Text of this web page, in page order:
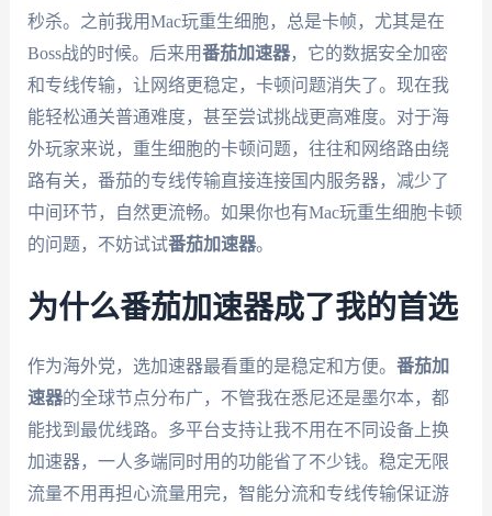
秒杀。之前我用Mac玩重生细胞，总是卡帧，尤其是在
Boss战的时候。后来用番茄加速器，它的数据安全加密
和专线传输，让网络更稳定，卡顿问题消失了。现在我
能轻松通关普通难度，甚至尝试挑战更高难度。对于海
外玩家来说，重生细胞的卡顿问题，往往和网络路由绕
路有关，番茄的专线传输直接连接国内服务器，减少了
中间环节，自然更流畅。如果你也有Mac玩重生细胞卡顿
的问题，不妨试试番茄加速器。
为什么番茄加速器成了我的首选
作为海外党，选加速器最看重的是稳定和方便。 番茄加
速器的全球节点分布广，不管我在悉尼还是墨尔本，都
能找到最优线路。多平台支持让我不用在不同设备上换
加速器，一人多端同时用的功能省了不少钱。稳定无限
流量不用再担心流量用完，智能分流和专线传输保证游